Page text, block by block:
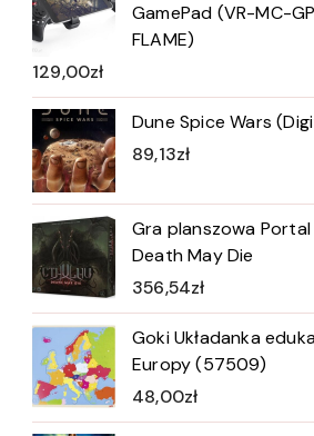
GamePad (VR-MC-
FLAME)
129,00zł
Dune Spice Wars
89,13zł
Gra planszowa
Death May Die
356,54zł
Goki Układanka
Europy (57509)
48,00zł